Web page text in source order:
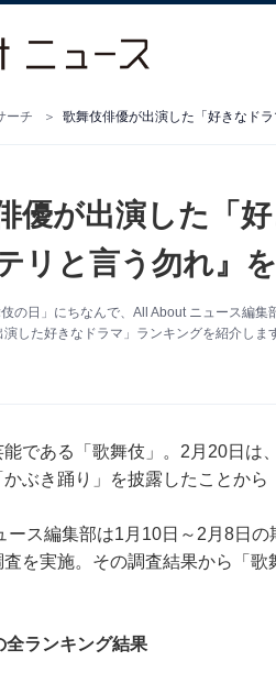
ーチ 歌舞伎俳優が出演した「好きなド
優が出演した「
リと言う勿れ』
の日」にちなんで、All About ニュース編
演した好きなドラマ」ランキングを紹介し
能である「歌舞伎」。2月20日
ぶき踊り」を披露したことから
ース編集部は1月10日～2月8日
査を実施。その調査結果から「
全ランキング結果